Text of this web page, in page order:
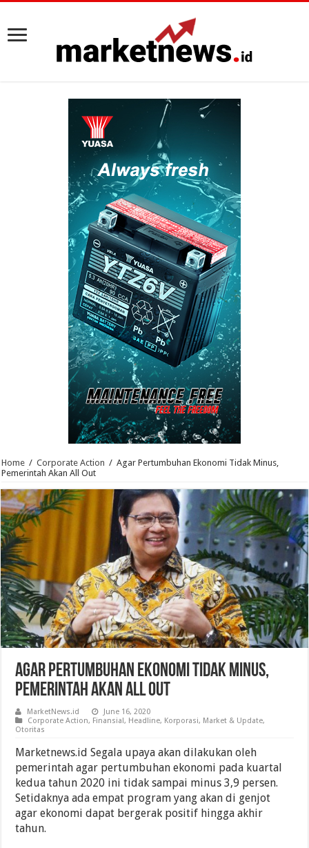
Home / Corporate Action / Agar Pertumbuhan Ekonomi Tidak Minus,
Pemerintah Akan All Out
Agar Pertumbuhan Ekonomi Tidak Minus,
Pemerintah Akan All Out
MarketNews.id
June 16, 2020
Corporate Action, Finansial, Headline, Korporasi, Market & Update,
Otoritas
Marketnews.id Segala upaya akan dilakukan oleh
pemerintah agar pertumbuhan ekonomi pada kuartal
kedua tahun 2020 ini tidak sampai minus 3,9 persen.
Setidaknya ada empat program yang akan di genjot
agar ekonomi dapat bergerak positif hingga akhir
tahun.